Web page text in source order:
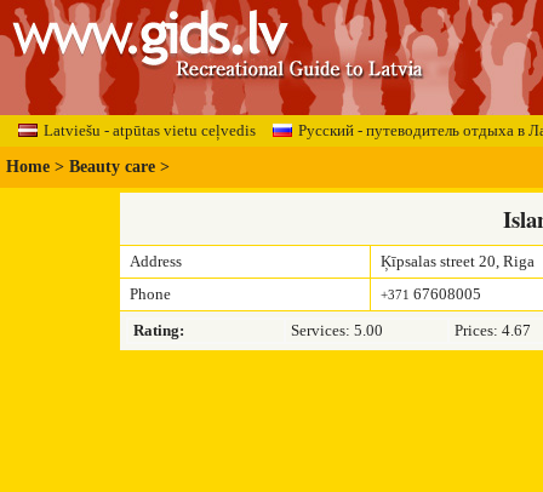
Latviešu - atpūtas vietu ceļvedis Русский - путеводитель отдыха в
Home > Beauty care >
Address
Ķīpsalas street 20, Riga
Phone
+371 67608005
Rating:
Services: 5.00 Prices: 4.67